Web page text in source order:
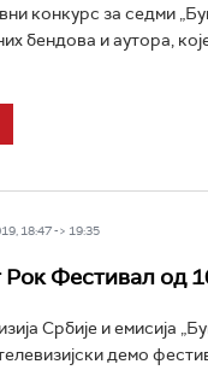
конкурс за седми
бендова и аутора,
18:47 -> 19:35
Рок Фестивал од
Србије и емисија
демо